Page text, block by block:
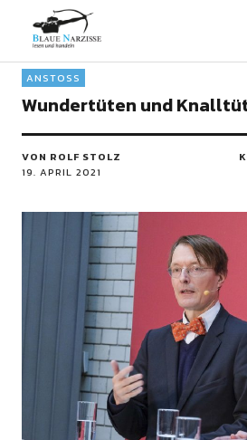
Blaue Narzisse
ANSTOSS
Wundertüten und
VON ROLF STOLZ
19. APRIL 2021